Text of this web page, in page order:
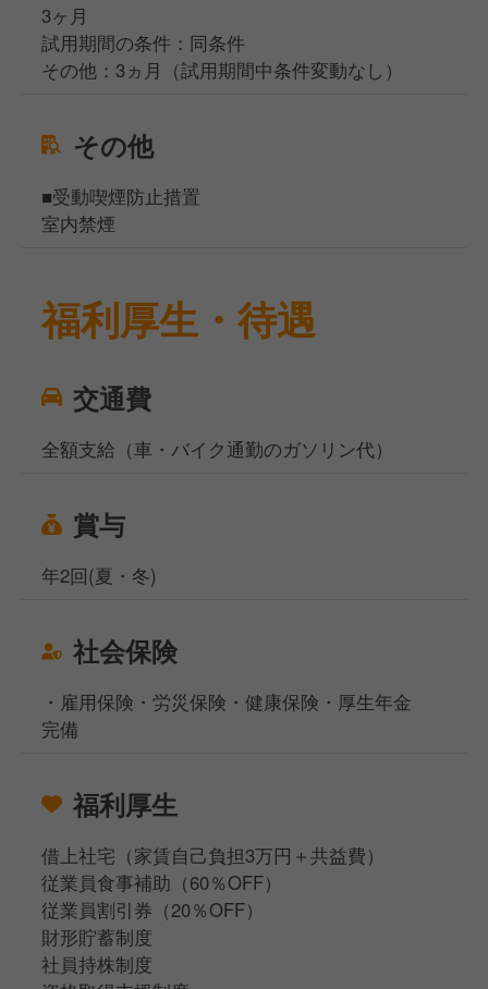
3ヶ月
試用期間の条件：同条件
その他：3ヵ月（試用期間中条件変動なし）
その他
■受動喫煙防止措置
室内禁煙
福利厚生・待遇
交通費
全額支給（車・バイク通勤のガソリン代）
賞与
年2回(夏・冬)
社会保険
・雇用保険・労災保険・健康保険・厚生年金
完備
福利厚生
借上社宅（家賃自己負担3万円＋共益費）
従業員食事補助（60％OFF）
従業員割引券（20％OFF）
財形貯蓄制度
社員持株制度